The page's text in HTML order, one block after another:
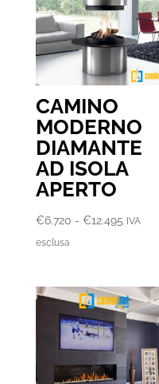
CAMINO
MODERNO
DIAMANTE
AD ISOLA
APERTO
€6.720 - €12.495Fascia
€6.720
a
€12.495
IVA
esclusa